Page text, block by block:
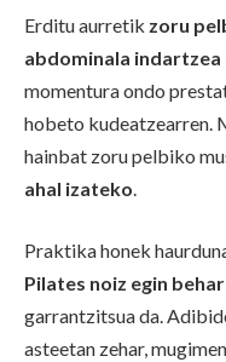
Erditu aurretik zoru
abdominala
momentura ondo
hobeto kudeatzearren.
hainbat zoru pelbiko
ahal izateko.
Praktika honek
Pilates noiz egin
garrantzitsua da.
asteetan zehar,